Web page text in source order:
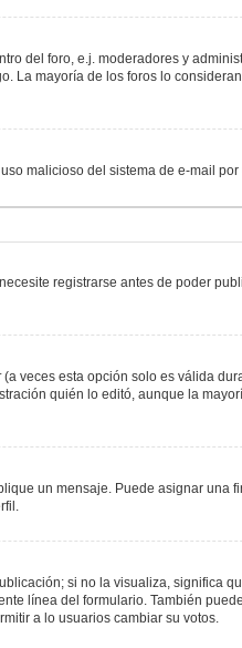
del foro, e.j. moderadores y
La mayoría de los foros lo
malicioso del sistema de e-mail
registrarse antes de poder
(a veces esta opción solo es válida
quién lo editó, aunque la
un mensaje. Puede asignar una
si no la visualiza, significa
línea del formulario. También
a lo usuarios cambiar su votos.